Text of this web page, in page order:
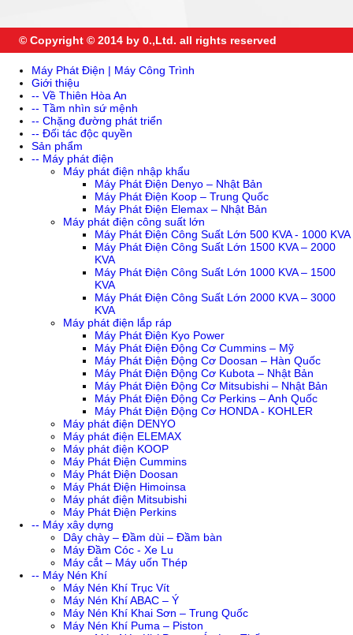
© Copyright © 2014 by 0.,Ltd. all rights reserved
Máy Phát Điện | Máy Công Trình
Giới thiệu
-- Về Thiên Hòa An
-- Tầm nhìn sứ mệnh
-- Chặng đường phát triển
-- Đối tác độc quyền
Sản phẩm
-- Máy phát điện
Máy phát điện nhập khẩu
Máy Phát Điện Denyo – Nhật Bản
Máy Phát Điện Koop – Trung Quốc
Máy Phát Điện Elemax – Nhật Bản
Máy phát điện công suất lớn
Máy Phát Điện Công Suất Lớn 500 KVA - 1000 KVA
Máy Phát Điện Công Suất Lớn 1500 KVA – 2000
KVA
Máy Phát Điện Công Suất Lớn 1000 KVA – 1500
KVA
Máy Phát Điện Công Suất Lớn 2000 KVA – 3000
KVA
Máy phát điện lắp ráp
Máy Phát Điện Kyo Power
Máy Phát Điện Động Cơ Cummins – Mỹ
Máy Phát Điện Động Cơ Doosan – Hàn Quốc
Máy Phát Điện Động Cơ Kubota – Nhật Bản
Máy Phát Điện Động Cơ Mitsubishi – Nhật Bản
Máy Phát Điện Động Cơ Perkins – Anh Quốc
Máy Phát Điện Động Cơ HONDA - KOHLER
Máy phát điện DENYO
Máy phát điện ELEMAX
Máy phát điện KOOP
Máy Phát Điện Cummins
Máy Phát Điện Doosan
Máy Phát Điện Himoinsa
Máy phát điện Mitsubishi
Máy Phát Điện Perkins
-- Máy xây dựng
Dây chày – Đầm dùi – Đầm bàn
Máy Đầm Cóc - Xe Lu
Máy cắt – Máy uốn Thép
-- Máy Nén Khí
Máy Nén Khí Trục Vít
Máy Nén Khí ABAC – Ý
Máy Nén Khí Khai Sơn – Trung Quốc
Máy Nén Khí Puma – Piston